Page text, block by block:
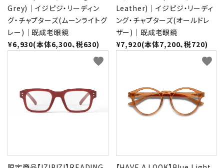
Grey)｜イジピジ・リーディン
グ・チャプターズ(ムーンライトグ
レー)｜既成老眼鏡
¥6,930(本体6,300、税630)
Leather)｜イジピジ・リーディ
ング・チャプターズ(オールドレ
ザー)｜既成老眼鏡
¥7,920(本体7,200、税720)
favorite favorite